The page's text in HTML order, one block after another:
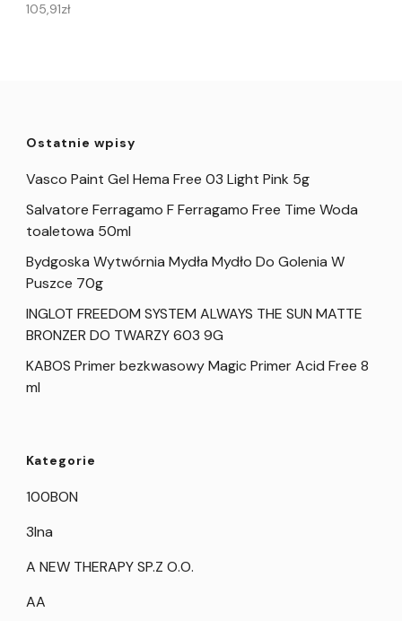
105,91zł
Ostatnie wpisy
Vasco Paint Gel Hema Free 03 Light Pink 5g
Salvatore Ferragamo F Ferragamo Free Time Woda
toaletowa 50ml
Bydgoska Wytwórnia Mydła Mydło Do Golenia W
Puszce 70g
INGLOT FREEDOM SYSTEM ALWAYS THE SUN MATTE
BRONZER DO TWARZY 603 9G
KABOS Primer bezkwasowy Magic Primer Acid Free 8
ml
Kategorie
100BON
3Ina
A NEW THERAPY SP.Z O.O.
AA